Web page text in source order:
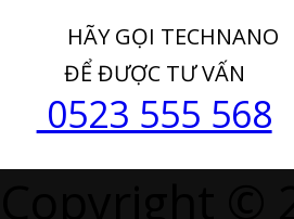
HÃY GỌI TECHNANO
ĐỂ ĐƯỢC TƯ VẤN
0523 555 568